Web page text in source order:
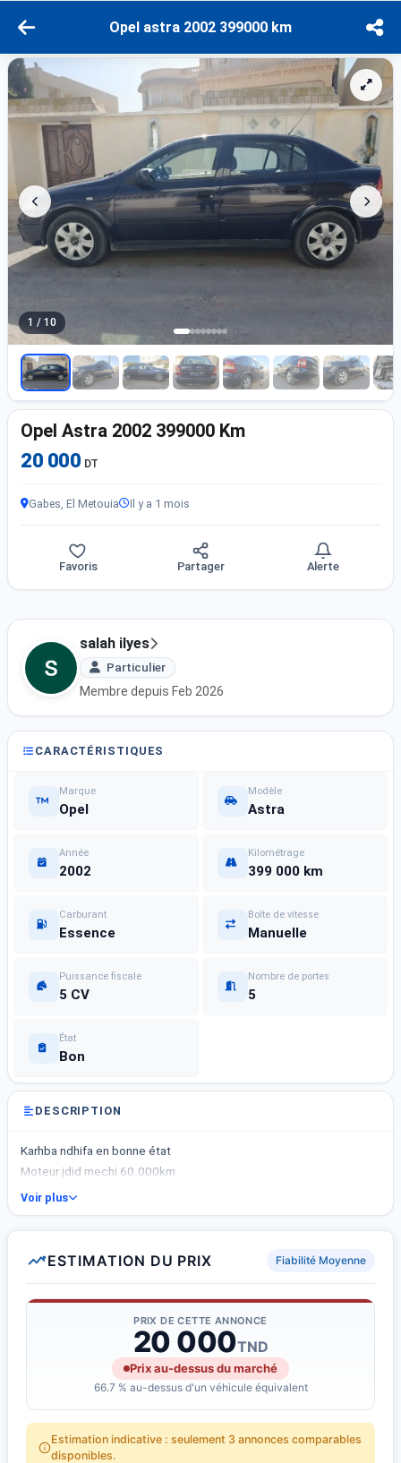
Opel astra 2002 399000 km
1 / 10
Opel Astra 2002 399000 Km
20 000 DT
Gabes, El Metouia Il y a 1 mois
Favoris Partager Alerte
salah ilyes
Particulier
Membre depuis Feb 2026
CARACTÉRISTIQUES
Marque
Opel
Modèle
Astra
Année
2002
Kilométrage
399 000 km
Carburant
Essence
Boîte de vitesse
Manuelle
Puissance fiscale
5 CV
Nombre de portes
5
État
Bon
DESCRIPTION
Karhba ndhifa en bonne état
Moteur jdid mechi 60.000km
Voir plus
ESTIMATION DU PRIX Fiabilité Moyenne
PRIX DE CETTE ANNONCE
20 000TND
Prix au-dessus du marché
66.7 % au-dessus d'un véhicule équivalent
Estimation indicative : seulement 3 annonces comparables
disponibles.